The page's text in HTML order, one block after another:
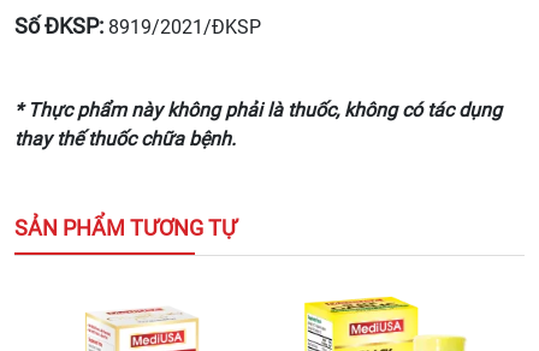
Số ĐKSP: 8919/2021/ĐKSP
* Thực phẩm này không phải là thuốc, không có tác dụng
thay thế thuốc chữa bệnh.
SẢN PHẨM TƯƠNG TỰ